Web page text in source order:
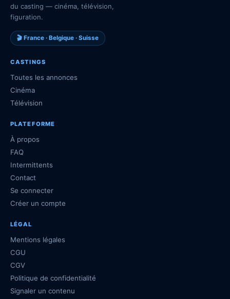
du casting — cinéma, télévision,
figuration.
🎬 France · Belgique · Suisse
CASTINGS
Toutes les annonces
Cinéma
Télévision
PLATEFORME
À propos
FAQ
Intermittents
Contact
Se connecter
Créer un compte
LÉGAL
Mentions légales
CGU
CGV
Politique de confidentialité
Signaler un contenu